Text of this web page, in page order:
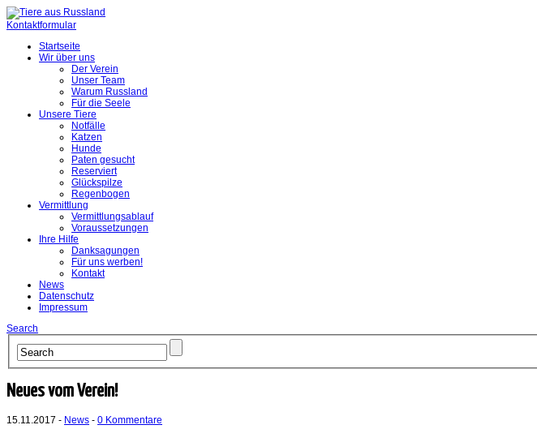
Kontaktformular
Startseite
Wir über uns
Der Verein
Unser Team
Warum Russland
Für die Seele
Unsere Tiere
Notfälle
Katzen
Hunde
Paten gesucht
Reserviert
Glückspilze
Regenbogen
Vermittlung
Vermittlungsablauf
Voraussetzungen
Ihre Hilfe
Danksagungen
Für uns werben!
Kontakt
News
Datenschutz
Impressum
Search
Neues vom Verein!
15.11.2017 - News - 0 Kommentare